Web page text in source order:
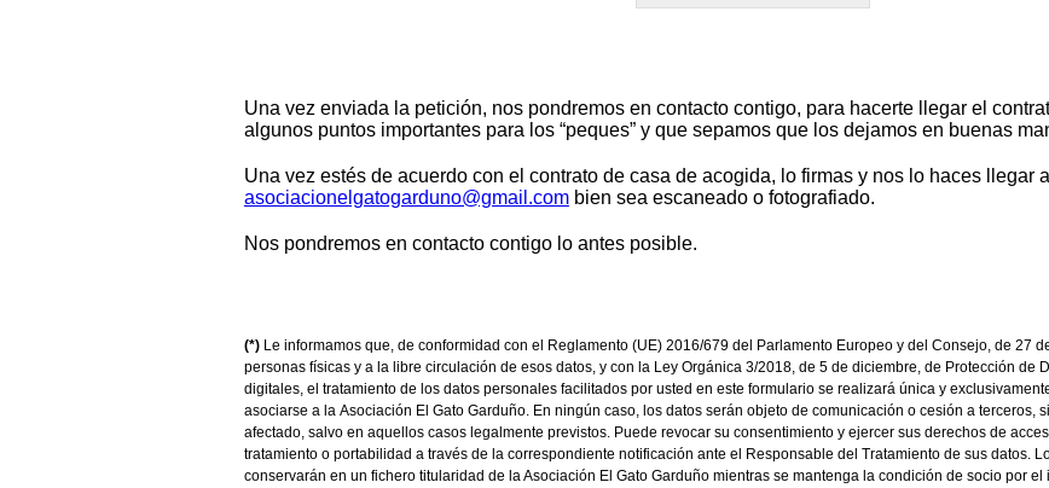
Una vez enviada la petición, nos pondremos en contacto contigo, para hacerte llegar el
algunos puntos importantes para los “peques” y que sepamos que los dejamos en buenas
Una vez estés de acuerdo con el contrato de casa de acogida, lo firmas y nos lo haces llegar
asociacionelgatogarduno@gmail.combien sea escaneado o fotografiado.
Nos pondremos en contacto contigo lo antes posible.
(*)Le informamos que, de conformidad con el Reglamento (UE) 2016/679 del Parlamento Europeo y del Consejo, de 27
personas físicas y a la libre circulación de esos datos, y con la Ley Orgánica 3/2018, de 5 de diciembre, de Protección de
digitales, el tratamiento de los datos personales facilitados por usted en este formulario se realizará única y
asociarse a la Asociación El Gato Garduño. En ningún caso, los datos serán objeto de comunicación o cesión a terceros,
afectado, salvo en aquellos casos legalmente previstos. Puede revocar su consentimiento y ejercer sus derechos de
tratamiento o portabilidad a través de la correspondiente notificación ante el Responsable del Tratamiento de sus datos.
conservarán en un fichero titularidad de la Asociación El Gato Garduño mientras se mantenga la condición de socio por